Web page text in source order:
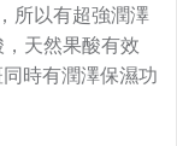
所以有超強潤澤
天然果酸有效
時有潤澤保濕功